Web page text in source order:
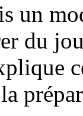
un
du